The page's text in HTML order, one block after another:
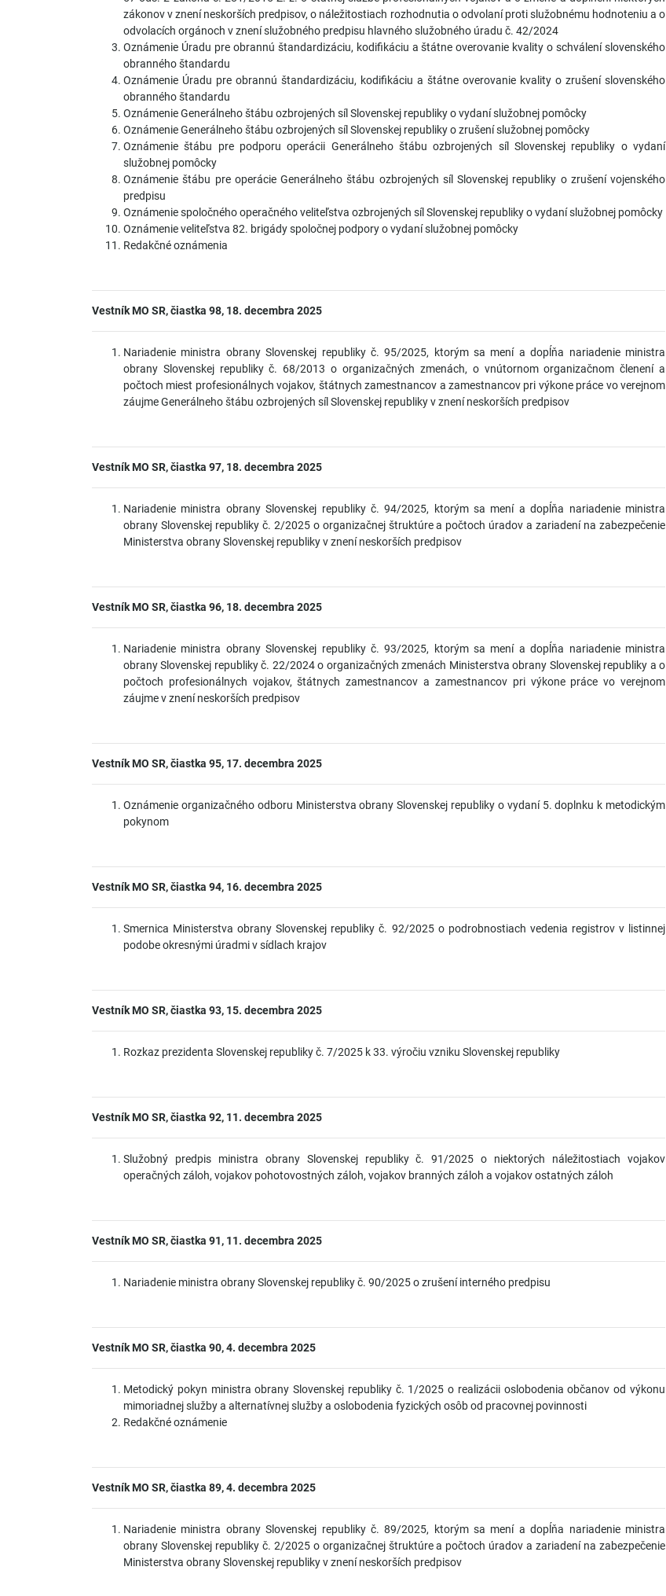
zákonov v znení neskorších predpisov, o náležitostiach rozhodnutia o odvolaní proti služobnému hodnoteniu a o
odvolacích orgánoch v znení služobného predpisu hlavného služobného úradu č. 42/2024
Oznámenie Úradu pre obrannú štandardizáciu, kodifikáciu a štátne overovanie kvality o schválení slovenského
obranného štandardu
Oznámenie Úradu pre obrannú štandardizáciu, kodifikáciu a štátne overovanie kvality o zrušení slovenského
obranného štandardu
Oznámenie Generálneho štábu ozbrojených síl Slovenskej republiky o vydaní služobnej pomôcky
Oznámenie Generálneho štábu ozbrojených síl Slovenskej republiky o zrušení služobnej pomôcky
Oznámenie štábu pre podporu operácii Generálneho štábu ozbrojených síl Slovenskej republiky o vydaní
služobnej pomôcky
Oznámenie štábu pre operácie Generálneho štábu ozbrojených síl Slovenskej republiky o zrušení vojenského
predpisu
Oznámenie spoločného operačného veliteľstva ozbrojených síl Slovenskej republiky o vydaní služobnej pomôcky
Oznámenie veliteľstva 82. brigády spoločnej podpory o vydaní služobnej pomôcky
Redakčné oznámenia
Vestník MO SR, čiastka 98, 18. decembra 2025
Nariadenie ministra obrany Slovenskej republiky č. 95/2025, ktorým sa mení a dopĺňa nariadenie ministra
obrany Slovenskej republiky č. 68/2013 o organizačných zmenách, o vnútornom organizačnom členení a
počtoch miest profesionálnych vojakov, štátnych zamestnancov a zamestnancov pri výkone práce vo verejnom
záujme Generálneho štábu ozbrojených síl Slovenskej republiky v znení neskorších predpisov
Vestník MO SR, čiastka 97, 18. decembra 2025
Nariadenie ministra obrany Slovenskej republiky č. 94/2025, ktorým sa mení a dopĺňa nariadenie ministra
obrany Slovenskej republiky č. 2/2025 o organizačnej štruktúre a počtoch úradov a zariadení na zabezpečenie
Ministerstva obrany Slovenskej republiky v znení neskorších predpisov
Vestník MO SR, čiastka 96, 18. decembra 2025
Nariadenie ministra obrany Slovenskej republiky č. 93/2025, ktorým sa mení a dopĺňa nariadenie ministra
obrany Slovenskej republiky č. 22/2024 o organizačných zmenách Ministerstva obrany Slovenskej republiky a o
počtoch profesionálnych vojakov, štátnych zamestnancov a zamestnancov pri výkone práce vo verejnom
záujme v znení neskorších predpisov
Vestník MO SR, čiastka 95, 17. decembra 2025
Oznámenie organizačného odboru Ministerstva obrany Slovenskej republiky o vydaní 5. doplnku k metodickým
pokynom
Vestník MO SR, čiastka 94, 16. decembra 2025
Smernica Ministerstva obrany Slovenskej republiky č. 92/2025 o podrobnostiach vedenia registrov v listinnej
podobe okresnými úradmi v sídlach krajov
Vestník MO SR, čiastka 93, 15. decembra 2025
Rozkaz prezidenta Slovenskej republiky č. 7/2025 k 33. výročiu vzniku Slovenskej republiky
Vestník MO SR, čiastka 92, 11. decembra 2025
Služobný predpis ministra obrany Slovenskej republiky č. 91/2025 o niektorých náležitostiach vojakov
operačných záloh, vojakov pohotovostných záloh, vojakov branných záloh a vojakov ostatných záloh
Vestník MO SR, čiastka 91, 11. decembra 2025
Nariadenie ministra obrany Slovenskej republiky č. 90/2025 o zrušení interného predpisu
Vestník MO SR, čiastka 90, 4. decembra 2025
Metodický pokyn ministra obrany Slovenskej republiky č. 1/2025 o realizácii oslobodenia občanov od výkonu
mimoriadnej služby a alternatívnej služby a oslobodenia fyzických osôb od pracovnej povinnosti
Redakčné oznámenie
Vestník MO SR, čiastka 89, 4. decembra 2025
Nariadenie ministra obrany Slovenskej republiky č. 89/2025, ktorým sa mení a dopĺňa nariadenie ministra
obrany Slovenskej republiky č. 2/2025 o organizačnej štruktúre a počtoch úradov a zariadení na zabezpečenie
Ministerstva obrany Slovenskej republiky v znení neskorších predpisov